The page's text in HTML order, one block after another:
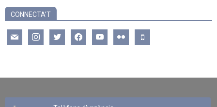
CONNECTA’T
mail instagramtwitter facebookyoutube flickr mobile